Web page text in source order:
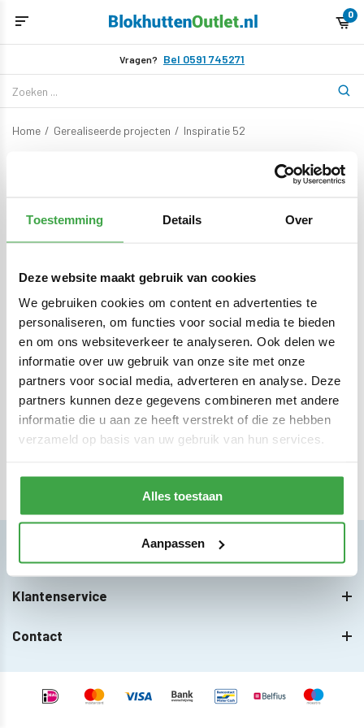
Toestemming Details Over
Deze website maakt gebruik van cookies
We gebruiken cookies om content en advertenties te
personaliseren, om functies voor social media te bieden
en om ons websiteverkeer te analyseren. Ook delen we
informatie over uw gebruik van onze site met onze
partners voor social media, adverteren en analyse. Deze
partners kunnen deze gegevens combineren met andere
informatie die u aan ze heeft verstrekt of die ze hebben
verzameld op basis van uw gebruik van hun services.
Alles toestaan
Aanpassen
0
Vragen? Bel 0591 745271
Home / Gerealiseerde projecten / Inspiratie 52
Geen producten gevonden!
onze klantenservice.
BEKIJK ONZE CATALOGUS
NEEM CONTACT OP
Klantvriendelijksteblokhutwinkel van de
Klantenservice
Contact